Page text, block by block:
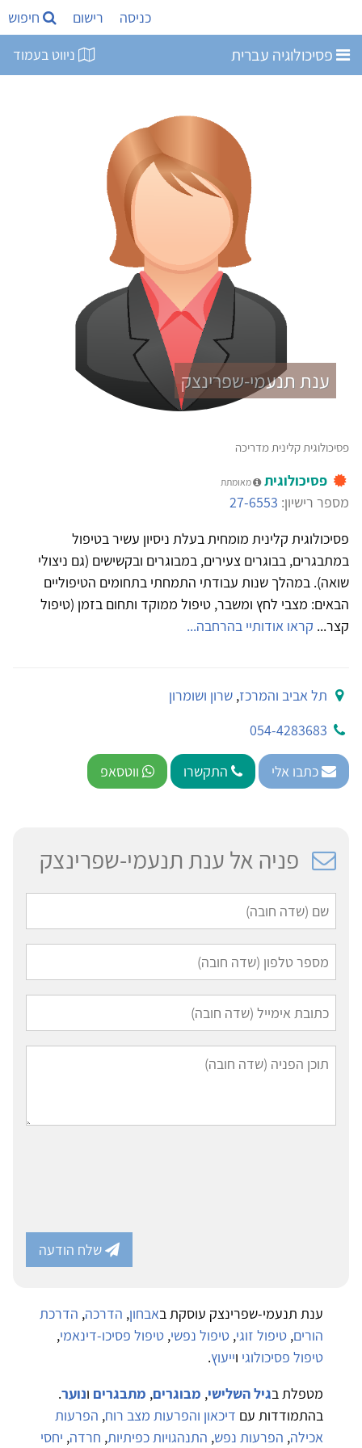
כניסה רישום חיפוש
פסיכולוגיה עברית ניווט בעמוד
ענת תנעמי-שפרינצק
פסיכולוגית קלינית מדריכה
פסיכולוגית מאומתת
מספר רישיון: 27-6553
פסיכולוגית קלינית מומחית בעלת ניסיון עשיר בטיפול
במתבגרים, בבוגרים צעירים, במבוגרים ובקשישים (גם ניצולי
שואה). במהלך שנות עבודתי התמחתי בתחומים הטיפוליים
הבאים: מצבי לחץ ומשבר, טיפול ממוקד ותחום בזמן (טיפול
קצר... קראו אודותיי בהרחבה...
תל אביב והמרכז,שרון ושומרון
054-4283683
כתבו אלי התקשרו ווטסאפ
פניה אל ענת תנעמי-שפרינצק
שלח הודעה
ענת תנעמי-שפרינצק עוסקת באבחון, הדרכה, הדרכת
הורים, טיפול זוגי, טיפול נפשי, טיפול פסיכו-דינאמי,
טיפול פסיכולוגי וייעוץ.
מטפלת בגיל השלישי, מבוגרים, מתבגרים ונוער.
בהתמודדות עם דיכאון והפרעות מצב רוח, הפרעות
אכילה, הפרעות נפש, התנהגויות כפיתיות, חרדה, יחסי